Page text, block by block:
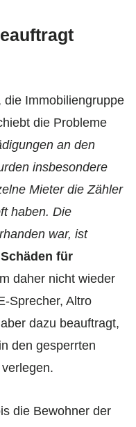
die Immobiliengruppe
die Probleme
an den
insbesondere
Mieter die Zähler
haben. Die
war, ist
für
daher nicht wieder
Sprecher, Altro
dazu beauftragt,
den gesperrten
die Bewohner der